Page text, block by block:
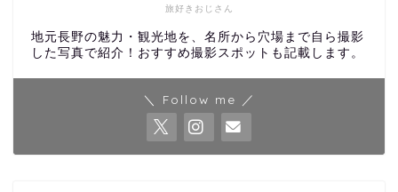
旅好きおじさん
地元長野の魅力・観光地を、名所から穴場まで自ら撮影
した写真で紹介！おすすめ撮影スポットも記載します。
＼ Follow me ／